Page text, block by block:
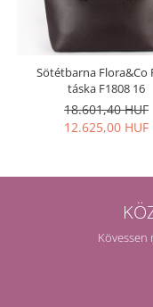
Sötétbarna Flora&Co
táska F1808 16
18.601,40 HUF
12.625,00 HUF
Kövessen